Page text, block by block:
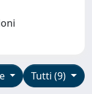
Tutti (9)